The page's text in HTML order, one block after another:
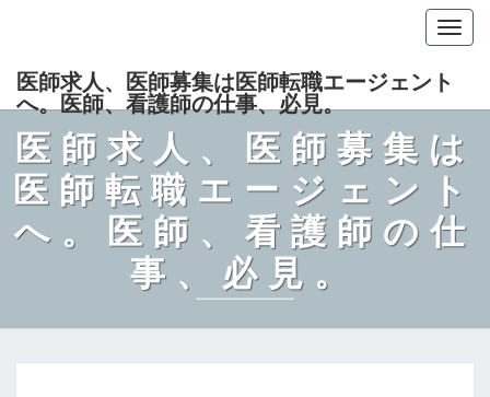
医師求人、医師募集は医師転職エージェント
へ。医師、看護師の仕事、必見。
医師求人、医師募集は
医師転職エージェント
へ。医師、看護師の仕
事、必見。